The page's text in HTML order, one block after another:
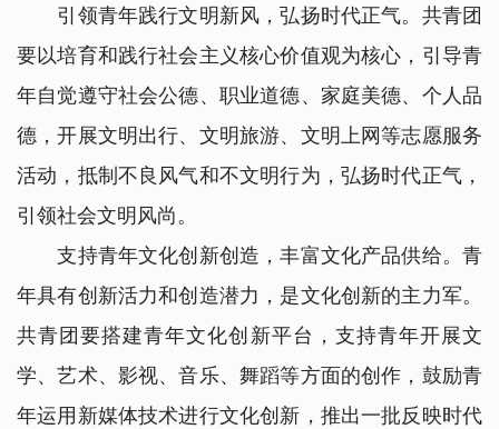
引领青年践行文明新风，弘扬时代正气。共青团
要以培育和践行社会主义核心价值观为核心，引导青
年自觉遵守社会公德、职业道德、家庭美德、个人品
德，开展文明出行、文明旅游、文明上网等志愿服务
活动，抵制不良风气和不文明行为，弘扬时代正气，
引领社会文明风尚。
支持青年文化创新创造，丰富文化产品供给。青
年具有创新活力和创造潜力，是文化创新的主力军。
共青团要搭建青年文化创新平台，支持青年开展文
学、艺术、影视、音乐、舞蹈等方面的创作，鼓励青
年运用新媒体技术进行文化创新，推出一批反映时代